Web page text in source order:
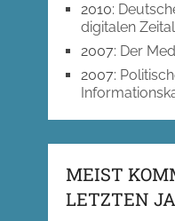
2010:
digitalen
2007: Der
2007:
MEIST
LETZTEN